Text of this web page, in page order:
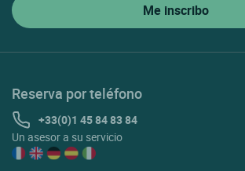
Reserva por teléfono
+33(0)1 45 84 83 84
Un asesor a su servicio